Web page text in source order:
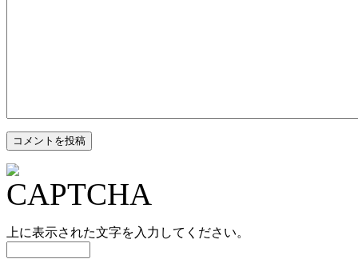
上に表示された文字を入力してください。